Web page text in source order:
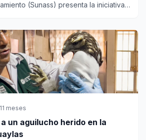
(Sunass) presenta la iniciativa
meses
un aguilucho herido en la